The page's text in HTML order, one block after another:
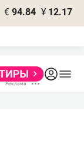
€ 94.84 ¥ 12.17